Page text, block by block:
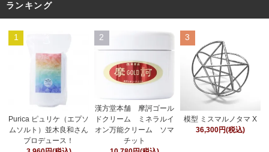
ランキング
1
Purica ピュリケ（エプソ
ムソルト）並木良和さん
プロデュース！
2
漢方堂本舗 摩訶ゴール
ドクリーム ミネラルイ
オン万能クリーム ソマ
チット
3
模型 ミスマルノタマ X
36,300円(税込)